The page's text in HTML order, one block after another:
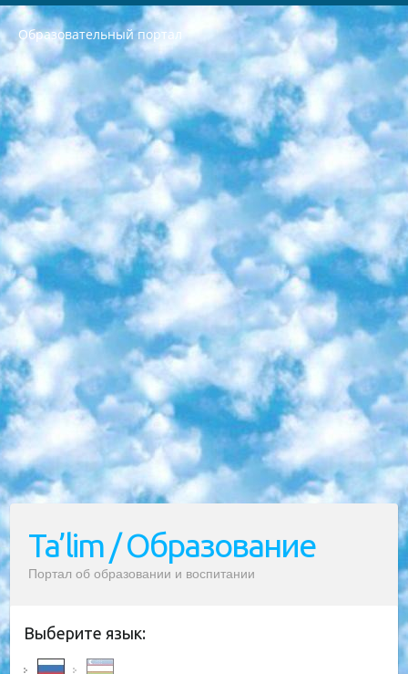
Образовательный портал
РЕСПУБЛИКА УЗБЕКИСТАН МИНИСТРЕРСТВО ДОШКОЛЬНОГО И ШКОЛЬНОГО ОБРАЗОВАНИЯ КОМАНДА в общеобразовательных учреждениях в 2023-2024 учебном году организация и проведение итоговой государственной аттестации обучающихся о Министра дошкольного и школьного образования Республики Узбекистан от 4 марта 2008 года (постановлением Минюста от 20 марта 2008 года № 1778 государственной регистрации) «Итоговое состояние учащихся общего среднего образования на основании положения об утверждении положения об аттестации общего среднего образования выпускной экзамен студентов в образовательных учреждениях в 2023-2024 учебном году В целях организации и прохождения аттестации приказываю: 1. Следующее: перечень предметов, по которым будет проводиться итоговая государственная аттестация и экзамен формы перевода согласно приложению 1; сертификаты международного образца, оценивающие уровень владения иностранными языками перечень согласно приложению 2; 2. Педагогический при специализированных образовательных учреждениях. научно-практический центр квалификации и международной оценки (Д.Давидова) 2024 г. До 25 марта: задания по предметам, по которым будет проводиться итоговая аттестация разработка и утверждение технических условий; итоговая аттестация на основании разработанного предметного задания разработка вопросов по предметам (устно и письменно), экзамен передача; общеобразовательные средние школы и специальные учебные заведения учащиеся выпускных классов школ и интернатов в агентской системе подготовка базы данных экзаменационных материалов и критериев оценки; перевод базы экзаменационных материалов на все языки обучения подать в Республиканский образовательный центр для изготовления; варианты экзаменов на основе разработанных контрольных материалов пусть будут поставлены задачи формирования. 3. Республиканский образовательный центр (Ш.Худайкулов) до 5 апреля 2024 года. до: база данных предоставленных экзаменационных материалов на все языки обучения перевод и экспертиза; для слепых, слабовидящих, глухих, слабослышащих и умственно отсталых детей учащиеся выпускных классов специализированных школ и школ-интернатов база данных экзаменационных материалов на всех преподаваемых языках подготовка критериев оценки; специализированные школы для умственно отсталых детей и технологии для учащихся выпускных классов школ-интернатов разработка соответствующих рекомендаций и критериев проведения ЕГЭ по естествознанию давать задания. 4. Педагогический при специализированных образовательных учреждениях. Научно-практический центр навыков и международной оценки (Д.Давидова), Республика образовательный центр (Худайкулов Ш.) итоговый государственный аттестационный экзамен ориентирован на творческое и логическое мышление при подготовке базы материалов учитывать введение заданий. 5. Следует отметить, что: сертификат государственного образца о знании общеобразовательного предмета и как минимум национальный уровень B1 по предметам на иностранных языках, указанным в Приложении 2. или международно признанный сертификат эквивалентного уровня студенты, изучающие определенный предмет, освобождаются от экзамена; по соответствующим предметам запланирована итоговая государственная аттестация за день до дня, путем жеребьевки Рабочей группой (в письменной форме по предметам, проводимым в форме) из числа сформированных вариантов выбрано 2 варианта; 2 выбранных варианта экзамена анонсированы на официальном сайте министерства и все выпускники по всей стране на основе этих вариантов проводит итоговую государственную аттестацию. 6. Государственное образование учащихся средних общеобразовательных учреждений. знания в соответствии с квалификационными требованиями, которые необходимо приобрести на основании стандартов итоговый (выпускной) контроль для 9 и 11 классов в целях тестирования Экзамены (далее – экзамены) состоят из предметов, перечисленных в приложении 1. будет сделано. 7. Экзамены пройдут с 26 мая по 15 июня 2024 г. (кроме науки физического воспитания). 8. Физическая для учащихся 9 классов общесредних образовательных учреждений. Экзамены по предмету «Образование, квалификация медицина» 1-6 мая 2024 года. сотрудники перевести под присмотр (с отклонениями в физическом или умственном развитии) специализированная школа для детей, школы-интернаты и со сколиозом школы-интернаты санаторного типа для больных детей исключены). 9. Он был слепым, слабовидящим и имел нарушения опорно-двигательного аппарата. экзамены в специализированных школах и интернатах для детей должны проводиться исходя из требований, предъявляемых к общеобразовательным учреждениям (физкультура кроме науки). 10. Специализированная школа для глухих и слабослышащих детей. и экзамены в интернатах и быть реализован в виде письменного теста по математике. 11. Специальность для умственно отсталых детей. Для 9 класса Родной язык и литературное письмо Государственный язык (язык обучения – узбекский). для неклассов) написано Математическое письмо Письменная/устная история Узбекистана Физическое воспитание практично Итоговый контроль Для 11 класса Написание родного языка и литературы (эссе) Математическое письмо Узбекский язык (обучение на узбекском языке) не посещающее общее среднее образование для учреждений)/Образовательное учреждение выбор письменный и устный Иностранный язык письменный/устный Письменная/устная история Узбекистана *По выбору студента:  Химия  Физика  Основы государственного права  География 10 бесплатных образовательных ресурсов - Мы составили подборку онлайн-проектов с интерактивными упражнениями, видеолекциями и статьями. Они помогут вам обрести новые и освежить старые знания бесплатно. 1. «ИНТУИТ» Старейшая образовательная площадка Рунета. Здесь вы найдёте сотни текстовых и видеокурсов на десятки различных тем — от программирования до психологии. Многие курсы подготовлены российскими университетами и крупными международными компаниями вроде Intel и Microsoft. Самостоятельное обучение бесплатное, но желающие могут оплатить услуги персональных наставников. 2. «Смартия» знакомит с актуальными профессиями и подсказывает, как им обучаться. Выбрав заинтересовавшую вас специальность — SMM-специалист, фотограф, веб-дизайнер или другую, — увидите список необходимых для неё умений. Чтобы вы могли освоить их самостоятельно, для каждого умения площадка отображает подборку ссылок на учебные материалы. Хотя «Смартия» ориентируется на русскоязычную аудиторию, часть контента всё же доступна только на английском. 3. «Лекторий Физтеха» Проект Московского физико-технического института (Физтеха). С его помощью вы можете смотреть онлайн серии лекций, записанные на видео в этом вузе. В числе доступных предметов — физика, биология, химия, информационные технологии и другие. К некоторым лекциям администрация ресурса прилагает готовые конспекты, которые можно скачивать в PDF-формате. 4. ITMOcourses Онлайн-площадка Санкт-Петербургского национального исследовательского университета информационных технологий, механики и оптики (ИТМО). Ресурс предоставляет свободный доступ к курсам, разработанным в этом вузе. Каталог материалов разбит на четыре категории: «Оптические системы и технологии», «Приборостроение и робототехника», «Информационные технологии» и «Биотехнологии». Курсы состоят из видеолекций, интерактивных демонстраций и заданий. 5. «КиберЛенинка» Электронная научная библиотека открытого доступа. Каталог площадки регулярно обрастает текстами статей из различных научных изданий. Сгруппированные по журналам и рубрикам публикации можно читать онлайн или скачивать целиком в PDF-формате. Проект нацелен на популяризацию науки за счёт открытого доступа к качественной информации. 6. «ПостНаука» На этом ресурсе публикуют подборки видеолекций, составленные экспертами из разных отраслей и объединённые общими темами. Среди них, к примеру, есть серии «Биоинформатика и геномика», «Культура средневековой Скандинавии» и Cinema Studies о теории кино. Каждая подборка лекций — логически связанная история, рассказанная экспертом от первого лица. Кроме того, на сайте появляются научно-образовательные статьи и тесты на разные темы. 7. «Newочём» Команда проекта «Newочём» отбирает самые интересные тексты из англоязычных СМИ и переводит те из них, за которые голосуют участники сообщества «ВКонтакте». По большей части это научно-популярные статьи. Редакторы придумывают лишь заголовки, в остальном содержание переводов соответствует оригиналам. Полные тексты можно читать прямо в социальной сети. 8. InternetUrok Онлайн-база материалов по основным дисциплинам школьной программы. Информация на сайте структурирована по классам, предметам и темам (урокам). Каждый урок состоит из видеолекций и конспектов. Есть также интерактивные тренажёры и тесты для закрепления пройденного материала. Даже если вы давно окончили школу, возможность повторить программу старших классов всегда может пригодиться. 9. Edutainme Ещё один ресурс об образовании. В отличие от Newtonew, как мне кажется, Edutainme больше ориентируется на представителей индустрии: педагогов, предпринимателей, разработчиков образовательных проектов. Но и любой, кто просто стремится к саморазвитию, найдёт на сайте много полезного и интересного для себя. Например, информацию о новых курсах и образовательных сервисах. 10. Newtonew Онлайн-медиа об образовании и обучении в широком смысле. Авторы Newtonew пишут об инструментах, заведениях, тактиках и стратегиях, которые помогают учить других и получать новые знания самостоятельно. На этой площадке вы найдёте новости, обзоры, аналитические мат
Ta’lim / Образование
Портал об образовании и воспитании
Выберите язык: